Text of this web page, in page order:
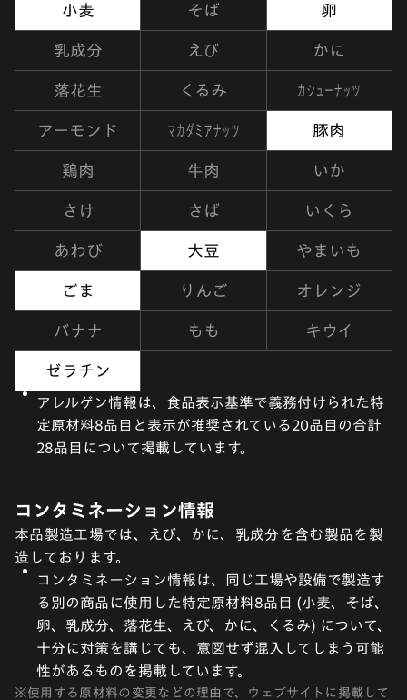
小麦 そば 卵
乳成分 えび かに
落花生 くるみ カシューナッツ
アーモンド マカダミアナッツ 豚肉
鶏肉 牛肉 いか
さけ さば いくら
あわび 大豆 やまいも
ごま りんご オレンジ
バナナ もも キウイ
ゼラチン
アレルゲン情報は、食品表示基準で義務付けられた特
定原材料8品目と表示が推奨されている20品目の合計
28品目について掲載しています。
コンタミネーション情報
本品製造工場では、えび、かに、乳成分を含む製品を製
造しております。
コンタミネーション情報は、同じ工場や設備で製造す
る別の商品に使用した特定原材料8品目 (小麦、そば、
卵、乳成分、落花生、えび、かに、くるみ) について、
十分に対策を講じても、意図せず混入してしまう可能
性があるものを掲載しています。
※使用する原材料の変更などの理由で、ウェブサイトに掲載して